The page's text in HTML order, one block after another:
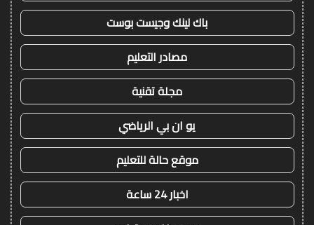
باك لينك وجيست بوست
مصادر التعليم
مجلة تقنية
يو ان بي الرياضي
موقع حالة للتعليم
اخبار 24 ساعة